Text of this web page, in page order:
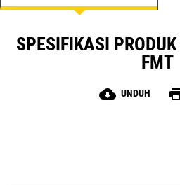
SPESIFIKASI
FMT
cloud_download UNDUH